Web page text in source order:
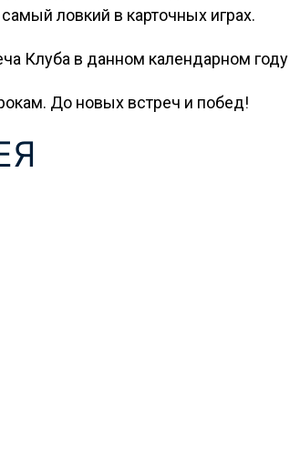
ловкий в карточных играх.
Клуба в данном календарном
До новых встреч и побед!